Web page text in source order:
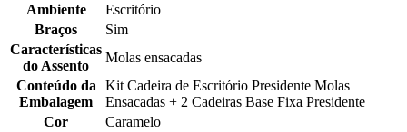
Ambiente
Escritório
Braços
Sim
Características
do Assento
Molas ensacadas
Conteúdo da
Embalagem
Kit Cadeira de Escritório Presidente Molas
Ensacadas + 2 Cadeiras Base Fixa Presidente
Cor
Caramelo